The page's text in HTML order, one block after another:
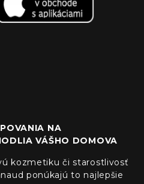
NA
VÁŠHO DOMOVA
kozmetiku či starostlivosť
ponúkajú to najlepšie